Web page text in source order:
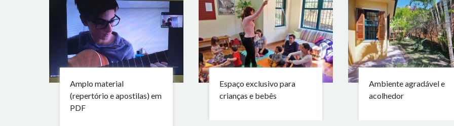
Amplo material
(repertório e apostilas) em
PDF
Espaço exclusivo para
crianças e bebês
Ambiente agradável e
acolhedor